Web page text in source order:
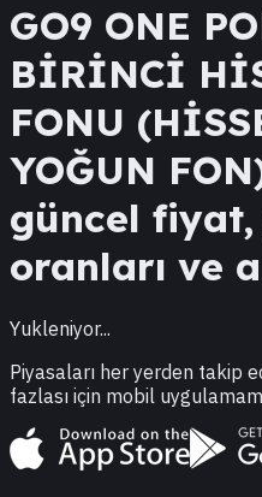
GO9 ONE
BİRİNCİ
FONU
YOĞUN
güncel
oranları ve
Yukleniyor...
Piyasaları her yerden takip
fazlası için mobil